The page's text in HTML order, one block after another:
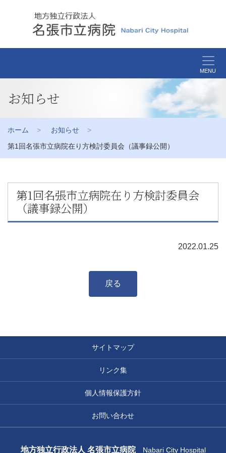
MENU
お知らせ
ホーム
お知らせ
第1回名張市立病院在り方検討委員会（議事録公開）
第1回名張市立病院在り方検討委員会
（議事録公開）
2022.01.25
戻る
サイトマップ
リンク集
個人情報保護方針
お問い合わせ
地方独立行政法人 名張市立病院Nabari City Hospital